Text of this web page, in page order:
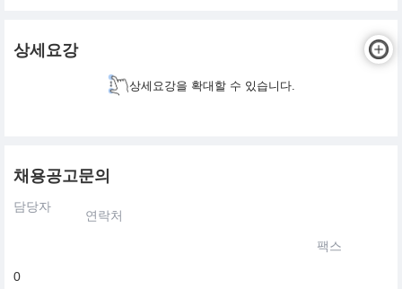
상세요강
상세요강을 확대할 수 있습니다.
채용공고문의
담당자
연락처
팩스
0